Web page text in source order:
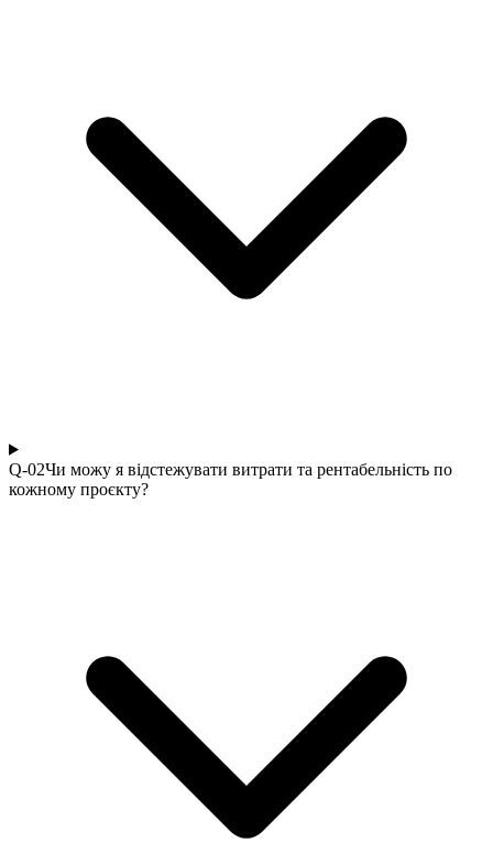
Q-02Чи можу я відстежувати витрати та рентабельність по
кожному проєкту?